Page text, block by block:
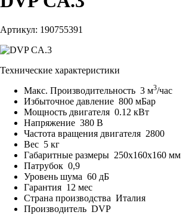
Артикул: 190755391
Технические характеристики
Макс. Производительность 3 м3/час
Избыточное давление 800 мБар
Мощность двигателя 0.12 кВт
Напряжение 380 В
Частота вращения двигателя 2800
Вес 5 кг
Габаритные размеры 250x160x160 мм
Патрубок 0,9
Уровень шума 60 дБ
Гарантия 12 мес
Страна производства Италия
Производитель DVP